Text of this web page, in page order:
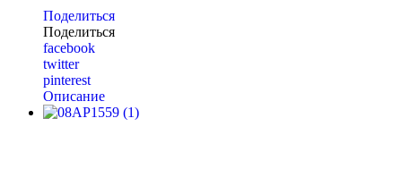
Поделиться
Поделиться
facebook
twitter
pinterest
Описание